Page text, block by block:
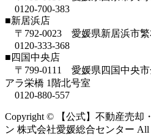
0120-700-383
■新居浜店
〒792-0023 愛媛県新居浜市繁
0120-333-368
■四国中央店
〒799-0111 愛媛県四国中央市
アラ栄橋 1階北号室
0120-880-557
Copyright © 【公式】不動産売却
ン 株式会社愛媛総合センター All